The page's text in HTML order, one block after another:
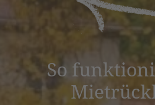
Management Platform
So